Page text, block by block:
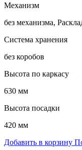
Механизм
без механизма,
Система хранения
без коробов
Высота по каркасу
630 мм
Высота посадки
420 мм
Добавить в корзину